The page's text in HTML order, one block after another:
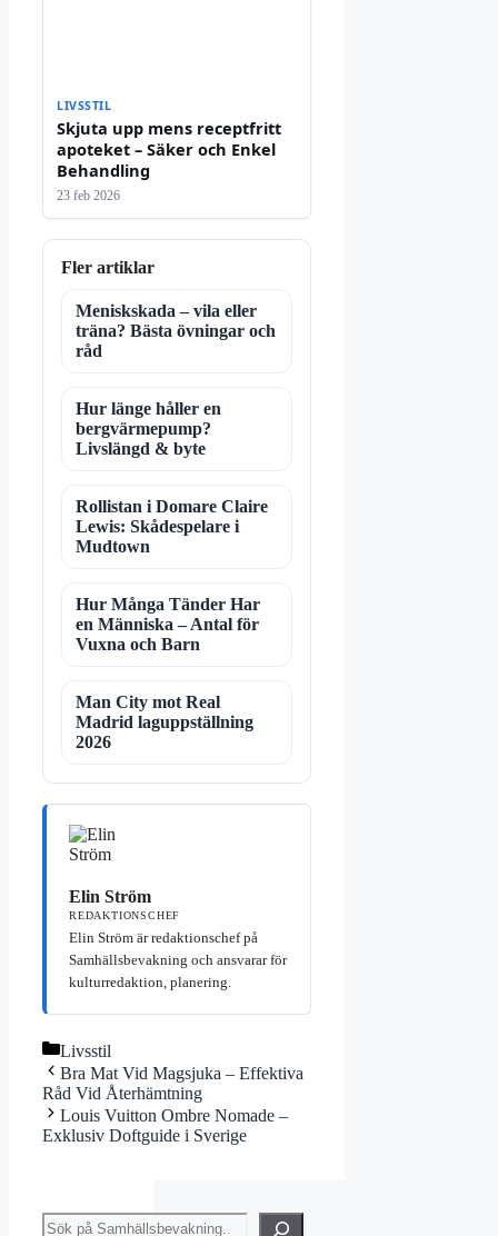
LIVSSTIL
Skjuta upp mens receptfritt
apoteket – Säker och Enkel
Behandling
23 feb 2026
Fler artiklar
Meniskskada – vila eller
träna? Bästa övningar och
råd
Hur länge håller en
bergvärmepump?
Livslängd & byte
Rollistan i Domare Claire
Lewis: Skådespelare i
Mudtown
Hur Många Tänder Har
en Människa – Antal för
Vuxna och Barn
Man City mot Real
Madrid laguppställning
2026
Elin Ström
REDAKTIONSCHEF
Elin Ström är redaktionschef på
Samhällsbevakning och ansvarar för
kulturredaktion, planering.
Kategorier
Livsstil
Bra Mat Vid Magsjuka – Effektiva
Råd Vid Återhämtning
Louis Vuitton Ombre Nomade –
Exklusiv Doftguide i Sverige
Sök